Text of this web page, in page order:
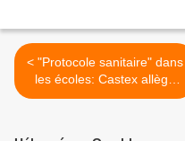
< "Protocole sanitaire" dans
les écoles: Castex allège
tout, hier au JT de France 2